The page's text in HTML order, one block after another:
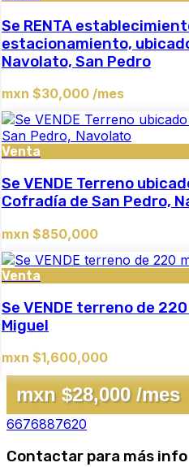
Se RENTA
estacionamiento,
Navolato, San Pedro
mxn $30,000 /mes
Venta
Se VENDE Terreno
Cofradía de San Pedro,
mxn $850,000
Venta
Se VENDE terreno de
Miguel
mxn $1,600,000
mxn $28,000 /mes
6676887620
Contactar para más info